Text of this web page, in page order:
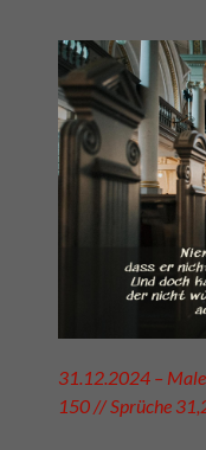
31.12.2024 –
150 // Sprüche